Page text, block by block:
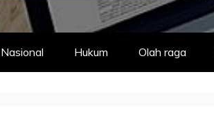
Nasional Hukum Olah raga